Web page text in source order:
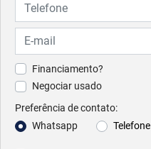
Financiamento?
Negociar usado
Preferência de contato:
Whatsapp
Telefone